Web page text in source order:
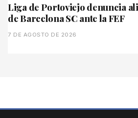
Liga de Portoviejo denuncia
de Barcelona SC ante la FEF
7 DE AGOSTO DE 2026